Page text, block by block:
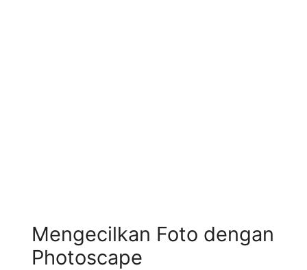
Mengecilkan Foto dengan
Photoscape